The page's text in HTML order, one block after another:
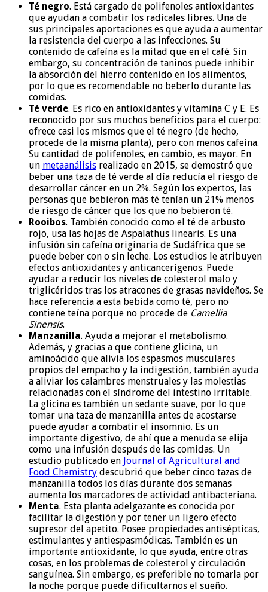
Té negro. Está cargado de polifenoles antioxidantes
que ayudan a combatir los radicales libres. Una de
sus principales aportaciones es que ayuda a aumentar
la resistencia del cuerpo a las infecciones. Su
contenido de cafeína es la mitad que en el café. Sin
embargo, su concentración de taninos puede inhibir
la absorción del hierro contenido en los alimentos,
por lo que es recomendable no beberlo durante las
comidas.
Té verde. Es rico en antioxidantes y vitamina C y E. Es
reconocido por sus muchos beneficios para el cuerpo:
ofrece casi los mismos que el té negro (de hecho,
procede de la misma planta), pero con menos cafeína.
Su cantidad de polifenoles, en cambio, es mayor. En
un metaanálisis realizado en 2015, se demostró que
beber una taza de té verde al día reducía el riesgo de
desarrollar cáncer en un 2%. Según los expertos, las
personas que bebieron más té tenían un 21% menos
de riesgo de cáncer que los que no bebieron té.
Rooibos. También conocido como el té de arbusto
rojo, usa las hojas de Aspalathus linearis. Es una
infusión sin cafeína originaria de Sudáfrica que se
puede beber con o sin leche. Los estudios le atribuyen
efectos antioxidantes y anticancerígenos. Puede
ayudar a reducir los niveles de colesterol malo y
triglicéridos tras los atracones de grasas navideños. Se
hace referencia a esta bebida como té, pero no
contiene teína porque no procede de Camellia
Sinensis.
Manzanilla. Ayuda a mejorar el metabolismo.
Además, y gracias a que contiene glicina, un
aminoácido que alivia los espasmos musculares
propios del empacho y la indigestión, también ayuda
a aliviar los calambres menstruales y las molestias
relacionadas con el síndrome del intestino irritable.
La glicina es también un sedante suave, por lo que
tomar una taza de manzanilla antes de acostarse
puede ayudar a combatir el insomnio. Es un
importante digestivo, de ahí que a menuda se elija
como una infusión después de las comidas. Un
estudio publicado en Journal of Agricultural and
Food Chemistry descubrió que beber cinco tazas de
manzanilla todos los días durante dos semanas
aumenta los marcadores de actividad antibacteriana.
Menta. Esta planta adelgazante es conocida por
facilitar la digestión y por tener un ligero efecto
supresor del apetito. Posee propiedades antisépticas,
estimulantes y antiespasmódicas. También es un
importante antioxidante, lo que ayuda, entre otras
cosas, en los problemas de colesterol y circulación
sanguínea. Sin embargo, es preferible no tomarla por
la noche porque puede dificultarnos el sueño.